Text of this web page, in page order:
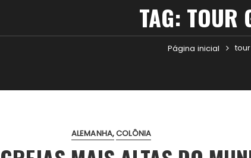
TAG: TOUR
Página inicial
ALEMANHA COLÔNIA